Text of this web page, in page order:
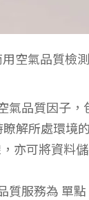
空氣品質檢
品質因子
解所處環境
亦可將資料
服務為 單